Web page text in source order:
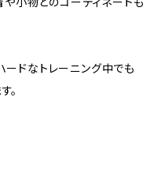
ードなトレーニング中でも
。